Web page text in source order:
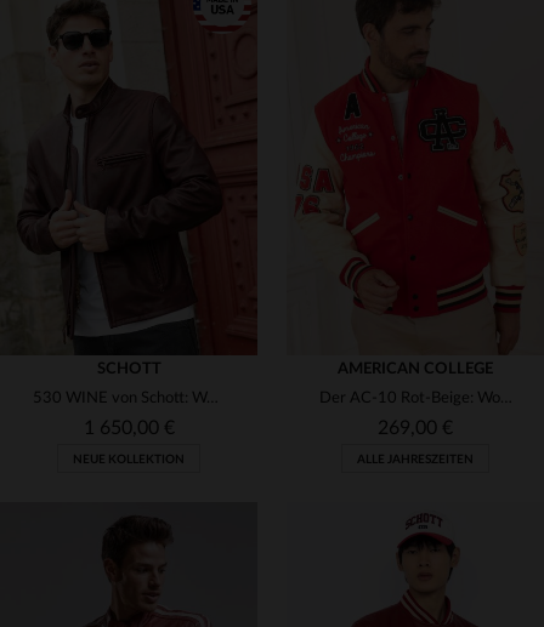
VERFÜGBARE GRÖSSEN VERFÜGBARE GRÖSSEN
SCHOTT
530 WINE von Schott: Weinroter Café-Racer aus waxierter Rindlederhaut.
1 650,00 €
NEUE KOLLEKTION
AMERICAN COLLEGE
Der AC-10 Rot-Beige: Wolle und Leder für urbanen Style.
269,00 €
ALLE JAHRESZEITEN